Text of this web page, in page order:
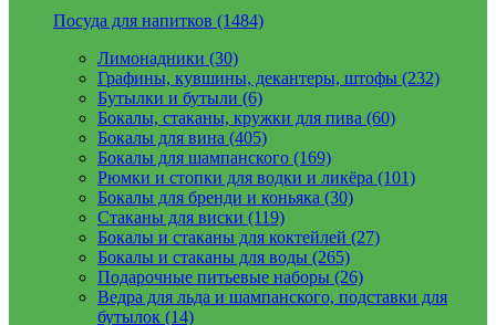
Посуда для напитков (1484)
Лимонадники (30)
Графины, кувшины, декантеры, штофы (232)
Бутылки и бутыли (6)
Бокалы, стаканы, кружки для пива (60)
Бокалы для вина (405)
Бокалы для шампанского (169)
Рюмки и стопки для водки и ликёра (101)
Бокалы для бренди и коньяка (30)
Стаканы для виски (119)
Бокалы и стаканы для коктейлей (27)
Бокалы и стаканы для воды (265)
Подарочные питьевые наборы (26)
Ведра для льда и шампанского, подставки для
бутылок (14)